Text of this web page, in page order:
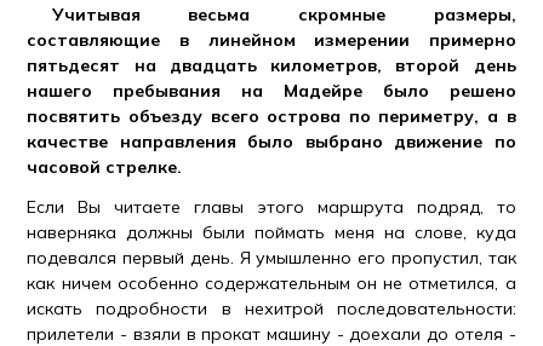
Учитывая весьма скромные размеры,
составляющие в линейном измерении примерно
пятьдесят на двадцать километров, второй день
нашего пребывания на Мадейре было решено
посвятить объезду всего острова по периметру, а в
качестве направления было выбрано движение по
часовой стрелке.
Если Вы читаете главы этого маршрута подряд, то
наверняка должны были поймать меня на слове, куда
подевался первый день. Я умышленно его пропустил, так
как ничем особенно содержательным он не отметился, а
искать подробности в нехитрой последовательности:
прилетели - взяли в прокат машину - доехали до отеля -